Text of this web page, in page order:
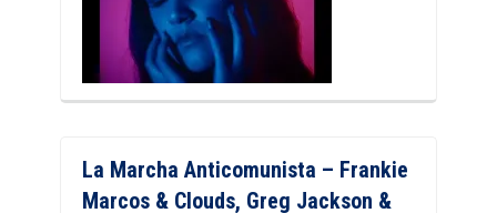
La Marcha Anticomunista – Frankie
Marcos & Clouds, Greg Jackson &